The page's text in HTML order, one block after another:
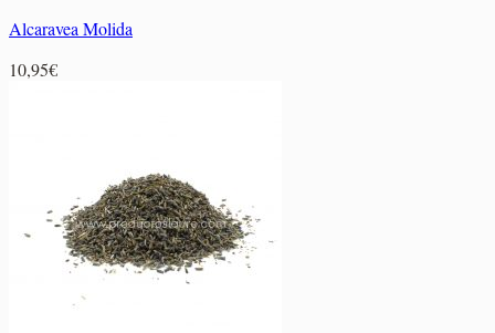
Alcaravea Molida
10,95€